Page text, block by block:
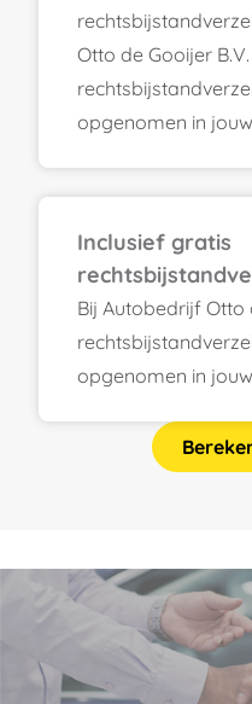
Otto de Gooijer
opgenomen in
Inclusief gratis
Bij Autobedrijf Otto
opgenomen in